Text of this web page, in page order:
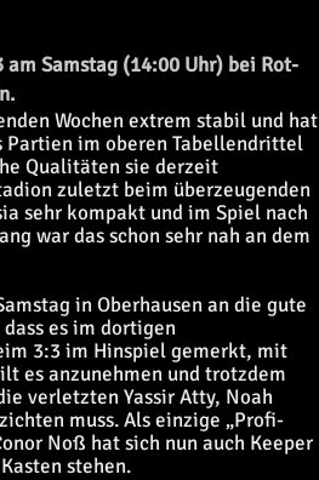
Samstag (14:00 Uhr) bei Rot-
Wochen extrem stabil und hat
Partien im oberen Tabellendrittel
Qualitäten sie derzeit
zuletzt beim überzeugenden
sehr kompakt und im Spiel nach
war das schon sehr nah an dem
in Oberhausen an die gute
es im dortigen
3:3 im Hinspiel gemerkt, mit
es anzunehmen und trotzdem
verletzten Yassir Atty, Noah
muss. Als einzige „Profi-
Noß hat sich nun auch Keeper
stehen.